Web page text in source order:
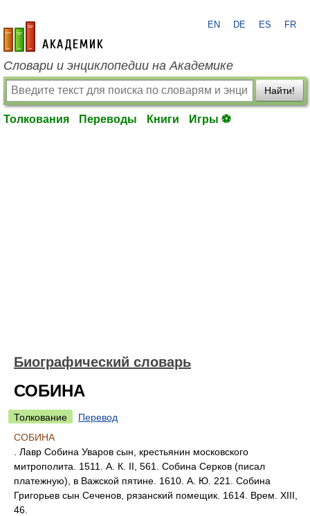
academic.ru
EN DE ES FR
Словари и энциклопедии на Академике
Найти!
Толкования Переводы Книги Игры ⚽
Биографический словарь
СОБИНА
Толкование
Перевод
СОБИНА
. Лавр Собина Уваров сын, крестьянин московского
митрополита. 1511. А. К. II, 561. Собина Серков (писал
платежную), в Важской пятине. 1610. А. Ю. 221. Собина
Григорьев сын Сеченов, рязанский помещик. 1614. Врем. XIII,
46.